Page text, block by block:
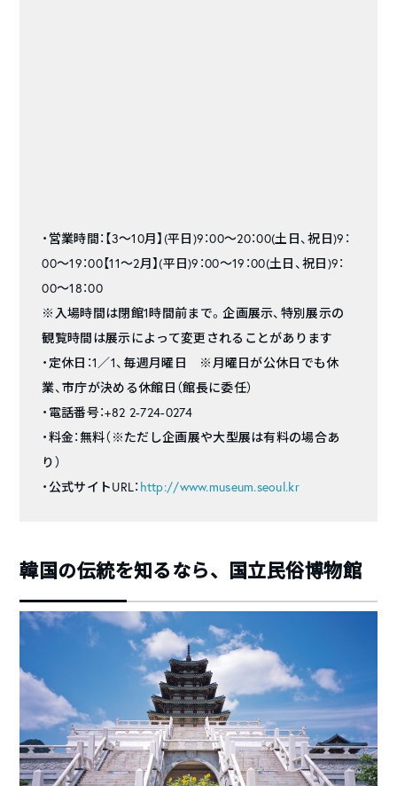
・営業時間：【3～10月】(平日)9：00～20：00(土日、祝日)9：
00～19：00【11～2月】(平日)9：00～19：00(土日、祝日)9：
00～18：00
※入場時間は閉館1時間前まで。企画展示、特別展示の
観覧時間は展示によって変更されることがあります
・定休日：1／1、毎週月曜日 ※月曜日が公休日でも休
業、市庁が決める休館日（館長に委任）
・電話番号：+82 2-724-0274
・料金：無料（※ただし企画展や大型展は有料の場合あ
り）
・公式サイトURL： http://www.museum.seoul.kr
韓国の伝統を知るなら、国立民俗博物館